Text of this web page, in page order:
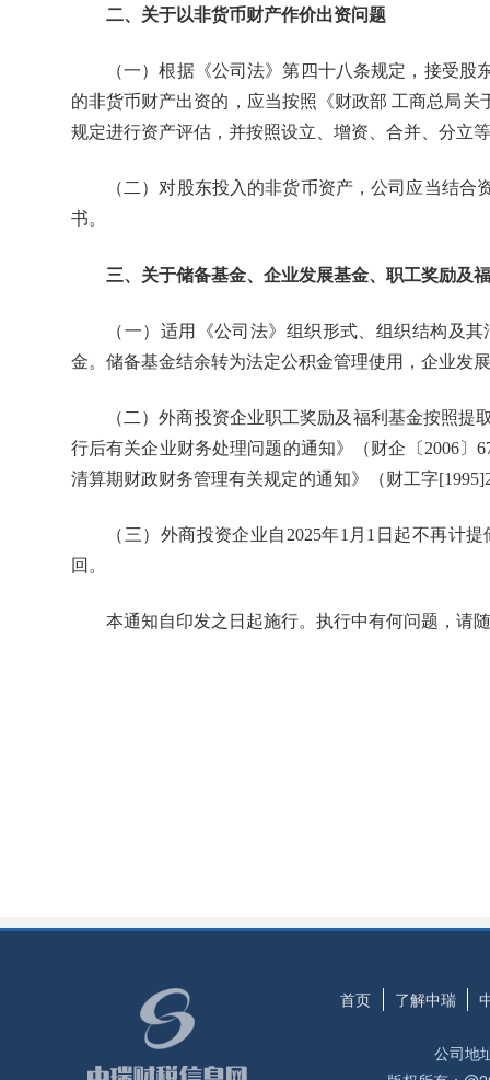
二、关于以非货币财产作价出资问题
（一）根据《公司法》第四十八条规定，接受股
的非货币财产出资的，应当按照《财政部 工商总局
规定进行资产评估，并按照设立、增资、合并、分立
（二）对股东投入的非货币资产，公司应当结合
书。
三、关于储备基金、企业发展基金、职工奖励及
（一）适用《公司法》组织形式、组织结构及其
金。储备基金结余转为法定公积金管理使用，企业发
（二）外商投资企业职工奖励及福利基金按照提
行后有关企业财务处理问题的通知》（财企〔2006
清算期财政财务管理有关规定的通知》（财工字
（三）外商投资企业自2025年1月1日起不再计提
回。
本通知自印发之日起施行。执行中有何问题，请
首页 了解中瑞
公司地